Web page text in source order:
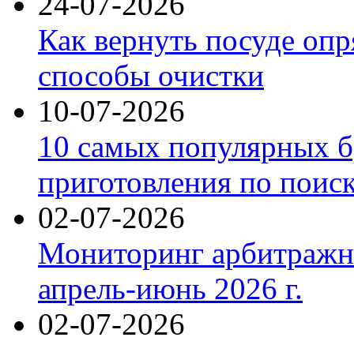
Как вернуть посуде
способы очистки
10-07-2026
10 самых популярных
приготовления по
02-07-2026
Мониторинг
апрель-июнь 2026 г.
02-07-2026